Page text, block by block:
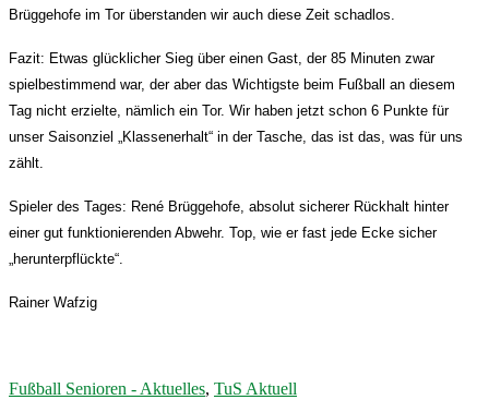
Brüggehofe im Tor überstanden wir auch diese Zeit schadlos.
Fazit: Etwas glücklicher Sieg über einen Gast, der 85 Minuten zwar
spielbestimmend war, der aber das Wichtigste beim Fußball an diesem
Tag nicht erzielte, nämlich ein Tor. Wir haben jetzt schon 6 Punkte für
unser Saisonziel „Klassenerhalt“ in der Tasche, das ist das, was für uns
zählt.
Spieler des Tages: René Brüggehofe, absolut sicherer Rückhalt hinter
einer gut funktionierenden Abwehr. Top, wie er fast jede Ecke sicher
„herunterpflückte“.
Rainer Wafzig
Fußball Senioren - Aktuelles, TuS Aktuell